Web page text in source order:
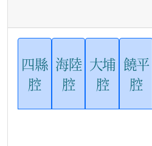
四縣
腔
海陸
腔
大埔
腔
饒平
腔